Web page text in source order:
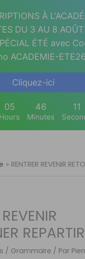
RENTRER REVENIR
REPARTIR
/ Grammaire / Par
À
DU 3 AU 8
ÉTÉ avec
ACADEMIE-ETE26
Cliquez-ici
05
Hours
46
Minutes
10